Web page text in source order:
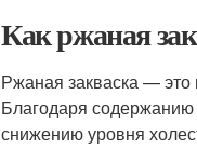
Как ржаная
Ржаная закваска —
Благодаря
снижению уровня